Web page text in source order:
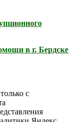
в г. Бердске
с